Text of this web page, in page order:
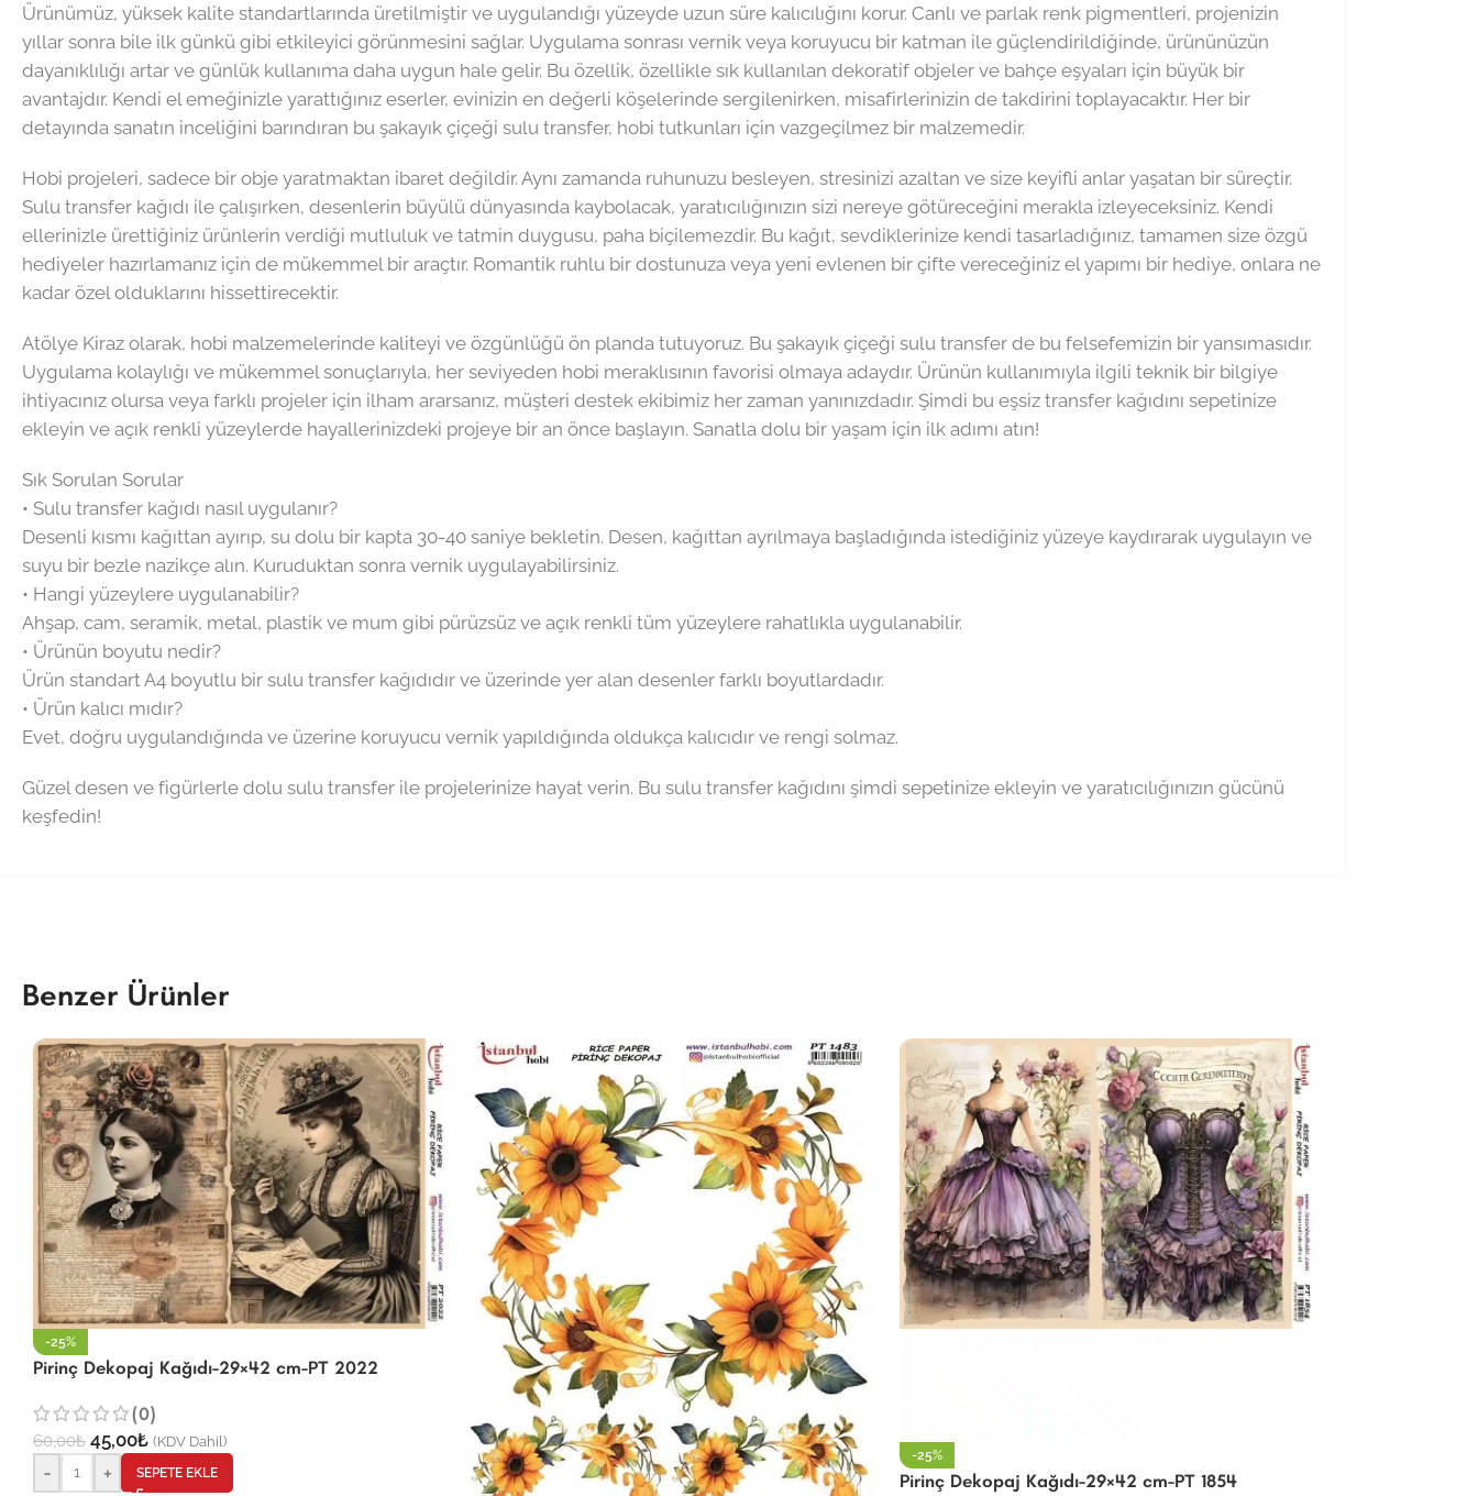
Ürünümüz, yüksek kalite standartlarında üretilmiştir ve uygulandığı yüzeyde uzun süre kalıcılığını korur. Canlı ve parlak renk pigmentleri, projenizin
yıllar sonra bile ilk günkü gibi etkileyici görünmesini sağlar. Uygulama sonrası vernik veya koruyucu bir katman ile güçlendirildiğinde, ürününüzün
dayanıklılığı artar ve günlük kullanıma daha uygun hale gelir. Bu özellik, özellikle sık kullanılan dekoratif objeler ve bahçe eşyaları için büyük bir
avantajdır. Kendi el emeğinizle yarattığınız eserler, evinizin en değerli köşelerinde sergilenirken, misafirlerinizin de takdirini toplayacaktır. Her bir
detayında sanatın inceliğini barındıran bu şakayık çiçeği sulu transfer, hobi tutkunları için vazgeçilmez bir malzemedir.
Hobi projeleri, sadece bir obje yaratmaktan ibaret değildir. Aynı zamanda ruhunuzu besleyen, stresinizi azaltan ve size keyifli anlar yaşatan bir süreçtir.
Sulu transfer kağıdı ile çalışırken, desenlerin büyülü dünyasında kaybolacak, yaratıcılığınızın sizi nereye götüreceğini merakla izleyeceksiniz. Kendi
ellerinizle ürettiğiniz ürünlerin verdiği mutluluk ve tatmin duygusu, paha biçilemezdir. Bu kağıt, sevdiklerinize kendi tasarladığınız, tamamen size özgü
hediyeler hazırlamanız için de mükemmel bir araçtır. Romantik ruhlu bir dostunuza veya yeni evlenen bir çifte vereceğiniz el yapımı bir hediye, onlara ne
kadar özel olduklarını hissettirecektir.
Atölye Kiraz olarak, hobi malzemelerinde kaliteyi ve özgünlüğü ön planda tutuyoruz. Bu şakayık çiçeği sulu transfer de bu felsefemizin bir yansımasıdır.
Uygulama kolaylığı ve mükemmel sonuçlarıyla, her seviyeden hobi meraklısının favorisi olmaya adaydır. Ürünün kullanımıyla ilgili teknik bir bilgiye
ihtiyacınız olursa veya farklı projeler için ilham ararsanız, müşteri destek ekibimiz her zaman yanınızdadır. Şimdi bu eşsiz transfer kağıdını sepetinize
ekleyin ve açık renkli yüzeylerde hayallerinizdeki projeye bir an önce başlayın. Sanatla dolu bir yaşam için ilk adımı atın!
Sık Sorulan Sorular
• Sulu transfer kağıdı nasıl uygulanır?
Desenli kısmı kağıttan ayırıp, su dolu bir kapta 30-40 saniye bekletin. Desen, kağıttan ayrılmaya başladığında istediğiniz yüzeye kaydırarak uygulayın ve
suyu bir bezle nazikçe alın. Kuruduktan sonra vernik uygulayabilirsiniz.
• Hangi yüzeylere uygulanabilir?
Ahşap, cam, seramik, metal, plastik ve mum gibi pürüzsüz ve açık renkli tüm yüzeylere rahatlıkla uygulanabilir.
• Ürünün boyutu nedir?
Ürün standart A4 boyutlu bir sulu transfer kağıdıdır ve üzerinde yer alan desenler farklı boyutlardadır.
• Ürün kalıcı mıdır?
Evet, doğru uygulandığında ve üzerine koruyucu vernik yapıldığında oldukça kalıcıdır ve rengi solmaz.
Güzel desen ve figürlerle dolu sulu transfer ile projelerinize hayat verin. Bu sulu transfer kağıdını şimdi sepetinize ekleyin ve yaratıcılığınızın gücünü
keşfedin!
Benzer Ürünler
-25%
Pirinç Dekopaj Kağıdı-29×42 cm-PT 2022
(0)
60,00₺ 45,00₺ (KDV Dahil)
- + SEPETE EKLE
-25%
Pirinç Dekopaj Kağıdı-29×42 cm-PT 1854